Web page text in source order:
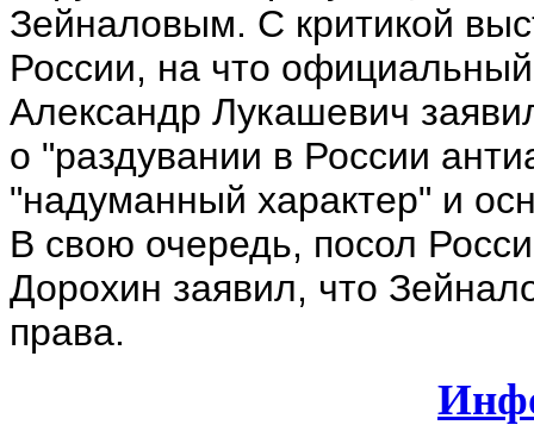
Зейналовым. С критикой
России, на что
Александр Лукашевич
о "раздувании в России
"надуманный характер" и
В свою очередь, посол
Дорохин заявил, что
права.